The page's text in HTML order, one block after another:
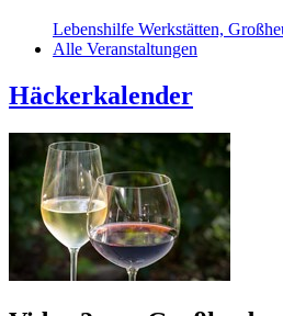
Lebenshilfe Werkstätten,
Alle Veranstaltungen
Häckerkalender